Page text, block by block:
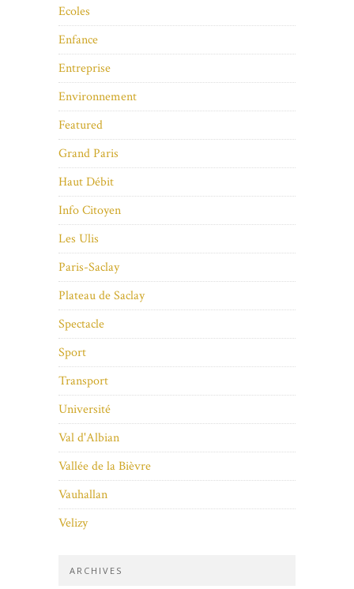
Ecoles
Enfance
Entreprise
Environnement
Featured
Grand Paris
Haut Débit
Info Citoyen
Les Ulis
Paris-Saclay
Plateau de Saclay
Spectacle
Sport
Transport
Université
Val d'Albian
Vallée de la Bièvre
Vauhallan
Velizy
ARCHIVES